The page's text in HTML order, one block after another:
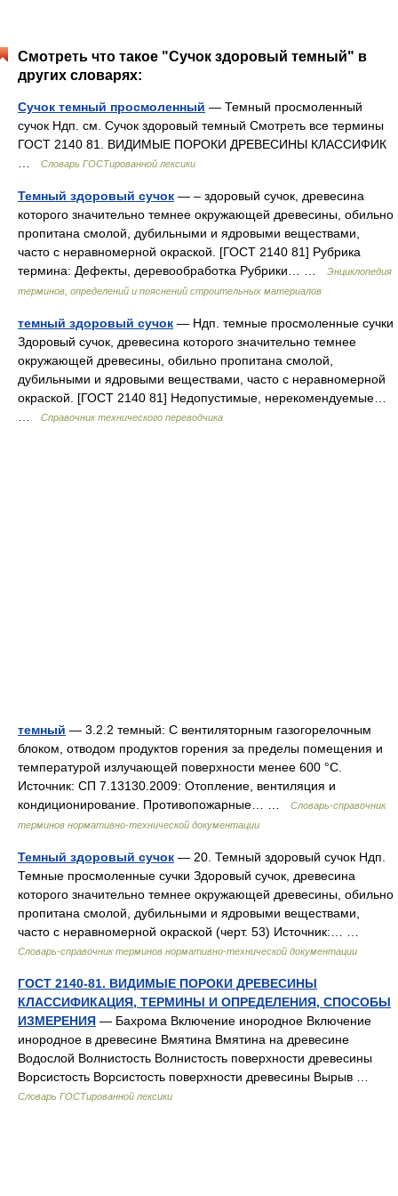
Смотреть что такое "Сучок здоровый темный" в
других словарях:
Сучок темный просмоленный — Темный просмоленный
сучок Ндп. см. Сучок здоровый темный Смотреть все термины
ГОСТ 2140 81. ВИДИМЫЕ ПОРОКИ ДРЕВЕСИНЫ КЛАССИФИК
Словарь ГОСТированной лексики
Темный здоровый сучок — – здоровый сучок, древесина
которого значительно темнее окружающей древесины, обильно
пропитана смолой, дубильными и ядровыми веществами,
часто с неравномерной окраской. [ГОСТ 2140 81] Рубрика
термина: Дефекты, деревообработка Рубрики… …
Энциклопедия
терминов, определений и пояснений строительных материалов
темный здоровый сучок — Ндп. темные просмоленные сучки
Здоровый сучок, древесина которого значительно темнее
окружающей древесины, обильно пропитана смолой,
дубильными и ядровыми веществами, часто с неравномерной
окраской. [ГОСТ 2140 81] Недопустимые, нерекомендуемые…
Справочник технического переводчика
темный — 3.2.2 темный: С вентиляторным газогорелочным
блоком, отводом продуктов горения за пределы помещения и
температурой излучающей поверхности менее 600 °С.
Источник: СП 7.13130.2009: Отопление, вентиляция и
кондиционирование. Противопожарные… …
Словарь-справочник
терминов нормативно-технической документации
Темный здоровый сучок — 20. Темный здоровый сучок Ндп.
Темные просмоленные сучки Здоровый сучок, древесина
которого значительно темнее окружающей древесины, обильно
пропитана смолой, дубильными и ядровыми веществами,
часто с неравномерной окраской (черт. 53) Источник:… …
Словарь-справочник терминов нормативно-технической документации
ГОСТ 2140-81. ВИДИМЫЕ ПОРОКИ ДРЕВЕСИНЫ
КЛАССИФИКАЦИЯ, ТЕРМИНЫ И ОПРЕДЕЛЕНИЯ, СПОСОБЫ
ИЗМЕРЕНИЯ — Бахрома Включение инородное Включение
инородное в древесине Вмятина Вмятина на древесине
Водослой Волнистость Волнистость поверхности древесины
Ворсистость Ворсистость поверхности древесины Вырыв …
Словарь ГОСТированной лексики